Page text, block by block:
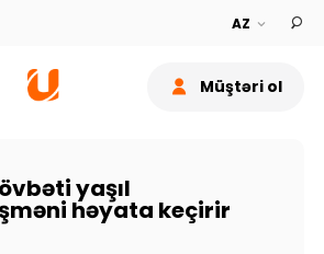
Müştəri ol
yaşıl
həyata keçirir